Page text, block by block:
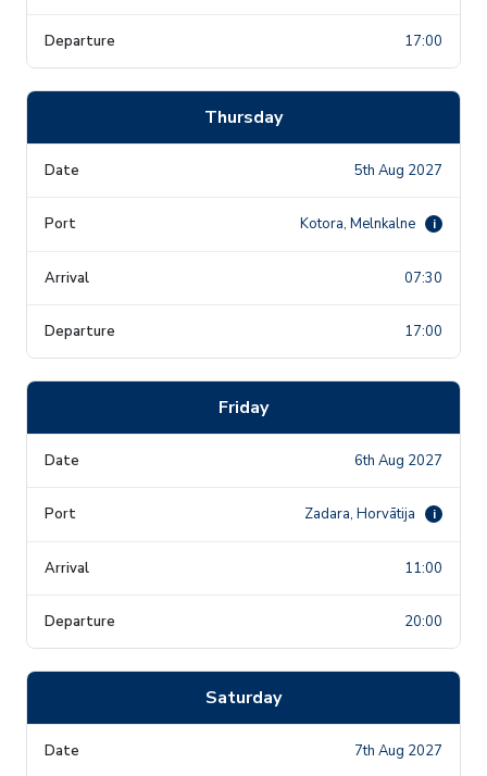
17:00
Thursday
5th Aug 2027
Kotora, Melnkalne i
07:30
17:00
Friday
6th Aug 2027
Zadara, Horvātija i
11:00
20:00
Saturday
7th Aug 2027